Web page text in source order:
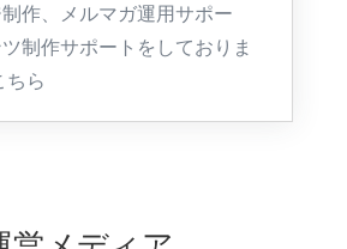
作、メルマガ運用サポー
制作サポートをしておりま
ちら